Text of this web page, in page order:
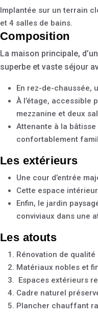
Implantée sur un terrain
et 4 salles de bains.
Composition
La maison principale,
superbe et vaste séjour
En rez-de-chaussée,
À l’étage, accessible
mezzanine et deux
Attenante à la
confortablement
Les extérieurs
Une cour d’entrée
Cette espace
Enfin, le jardin
conviviaux dans une
Les atouts
Rénovation de
Matériaux nobles et
Espaces extérieurs
Cadre naturel
Plancher chauffant